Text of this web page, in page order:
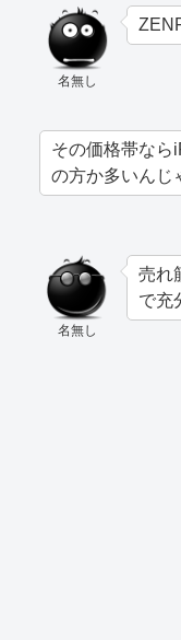
名無し
その価格帯なら
の方か多いんじ
名無し
売れ
で充